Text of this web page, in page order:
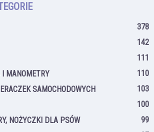
378
142
111
I MANOMETRY
110
SAMOCHODOWYCH
103
100
NOŻYCZKI DLA PSÓW
99